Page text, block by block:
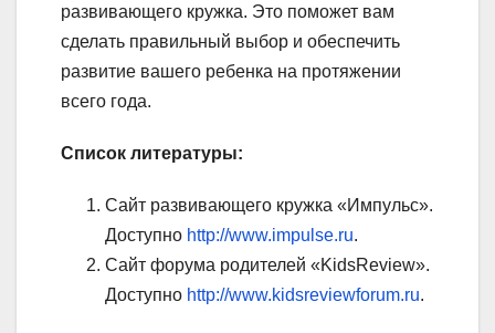
развивающего кружка. Это поможет вам
сделать правильный выбор и обеспечить
развитие вашего ребенка на протяжении
всего года.
Список литературы:
Сайт развивающего кружка «Импульс».
Доступно http://www.impulse.ru.
Сайт форума родителей «KidsReview».
Доступно http://www.kidsreviewforum.ru.